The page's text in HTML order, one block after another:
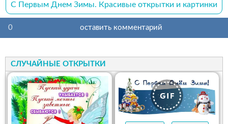
С Первым Днем Зимы. Красивые открытки и картинки
0 оставить комментарий
СЛУЧАЙНЫЕ ОТКРЫТКИ